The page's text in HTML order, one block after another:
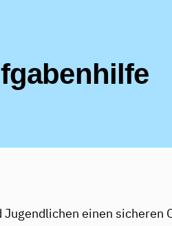
einen sicheren